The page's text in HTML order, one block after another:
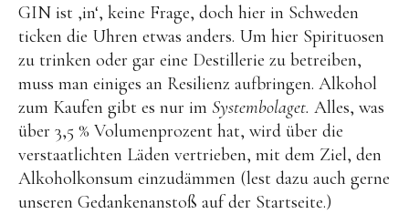
GIN ist ‚in‘, keine Frage, doch hier in Schweden
ticken die Uhren etwas anders. Um hier Spirituosen
zu trinken oder gar eine Destillerie zu betreiben,
muss man einiges an Resilienz aufbringen. Alkohol
zum Kaufen gibt es nur im Systembolaget. Alles, was
über 3,5 % Volumenprozent hat, wird über die
verstaatlichten Läden vertrieben, mit dem Ziel, den
Alkoholkonsum einzudämmen (lest dazu auch gerne
unseren Gedankenanstoß auf der Startseite.)